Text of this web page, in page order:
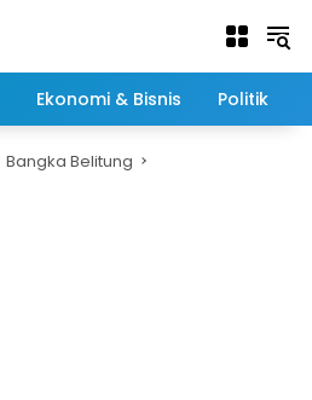
Ekonomi & Bisnis Politik
Bangka Belitung